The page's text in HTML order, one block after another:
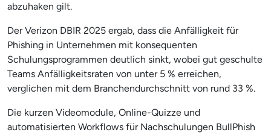
abzuhaken gilt.
Der Verizon DBIR 2025 ergab, dass die Anfälligkeit für
Phishing in Unternehmen mit konsequenten
Schulungsprogrammen deutlich sinkt, wobei gut geschulte
Teams Anfälligkeitsraten von unter 5 % erreichen,
verglichen mit dem Branchendurchschnitt von rund 33 %.
Die kurzen Videomodule, Online-Quizze und
automatisierten Workflows für Nachschulungen BullPhish